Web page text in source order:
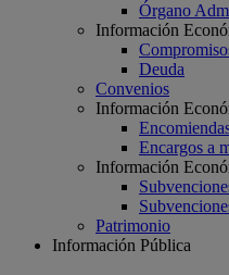
Órgano
Información
Deuda
Convenios
Información
Encargos a
Información
Patrimonio
Información Pública